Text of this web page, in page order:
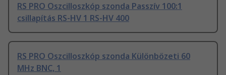
RS PRO Oszcilloszkóp szonda Passzív 100:1
csillapítás RS-HV 1 RS-HV 400
RS PRO Oszcilloszkóp szonda Különbözeti 60
MHz BNC, 1